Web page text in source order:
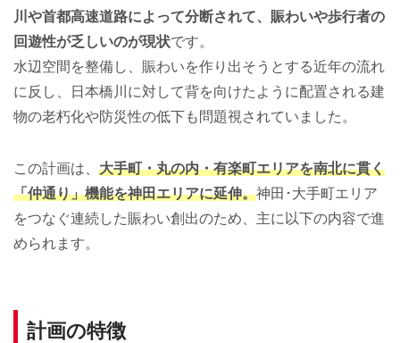
川や首都高速道路によって分断されて、賑わいや歩行者の
回遊性が乏しいのが現状です。
水辺空間を整備し、賑わいを作り出そうとする近年の流れ
に反し、日本橋川に対して背を向けたように配置される建
物の老朽化や防災性の低下も問題視されていました。
この計画は、 大手町・丸の内・有楽町エリアを南北に貫く
「仲通り」機能を神田エリアに延伸。神田･大手町エリア
をつなぐ連続した賑わい創出のため、主に以下の内容で進
められます。
計画の特徴